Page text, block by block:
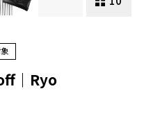
｜Ryo